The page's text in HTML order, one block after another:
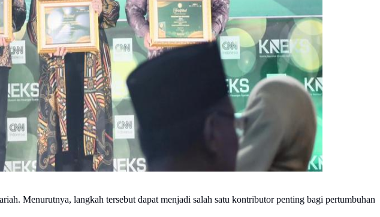
Menurutnya, langkah tersebut dapat menjadi salah satu kontributor penting bagi pertumbuhan